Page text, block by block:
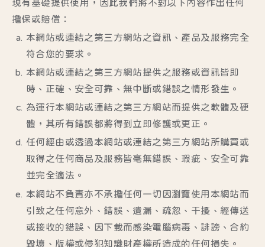
現有基礎提供使用，因此我們將不對以下內容作出任何
擔保或賠償：
本網站或連結之第三方網站之資訊、產品及服務完全
符合您的要求。
本網站或連結之第三方網站提供之服務或資訊皆即
時、正確、安全可靠、無中斷或錯誤之情形發生。
為運行本網站或連結之第三方網站而提供之軟體及硬
體，其所有錯誤都將得到立即修護或更正。
任何經由或透過本網站或連結之第三方網站所購買或
取得之任何商品及服務皆毫無錯誤、瑕疵、安全可靠
並完全適法。
本網站不負責亦不承擔任何一切因瀏覽使用本網站而
引致之任何意外、錯誤、遺漏、疏忽、干擾、經傳送
或接收的錯誤、因下載而感染電腦病毒、誹謗、合約
毀壞、版權或侵犯知識財產權所造成的任何損失。